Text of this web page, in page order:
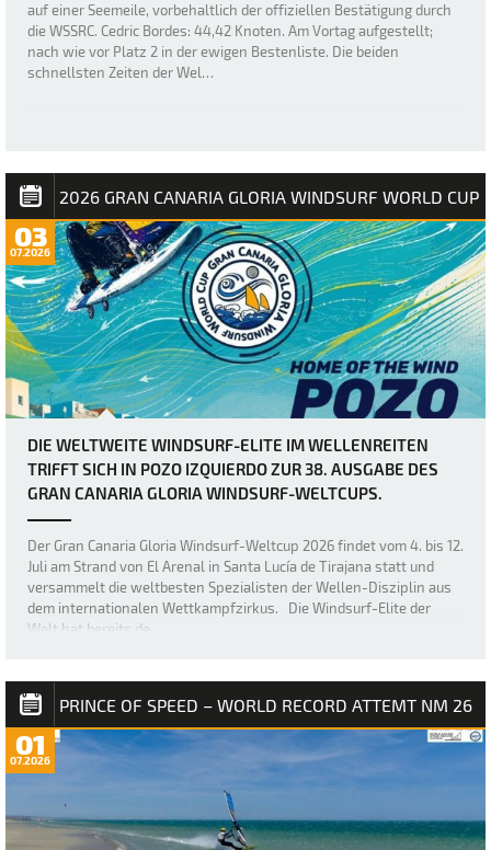
auf einer Seemeile, vorbehaltlich der offiziellen Bestätigung durch
die WSSRC. Cedric Bordes: 44,42 Knoten. Am Vortag aufgestellt;
nach wie vor Platz 2 in der ewigen Bestenliste. Die beiden
schnellsten Zeiten der Wel…
2026 GRAN CANARIA GLORIA WINDSURF WORLD CUP
03
07.2026
DIE WELTWEITE WINDSURF-ELITE IM WELLENREITEN
TRIFFT SICH IN POZO IZQUIERDO ZUR 38. AUSGABE DES
GRAN CANARIA GLORIA WINDSURF-WELTCUPS.
Der Gran Canaria Gloria Windsurf-Weltcup 2026 findet vom 4. bis 12.
Juli am Strand von El Arenal in Santa Lucía de Tirajana statt und
versammelt die weltbesten Spezialisten der Wellen-Disziplin aus
dem internationalen Wettkampfzirkus. Die Windsurf-Elite der
Welt hat bereits de…
PRINCE OF SPEED – WORLD RECORD ATTEMT NM 26
01
07.2026